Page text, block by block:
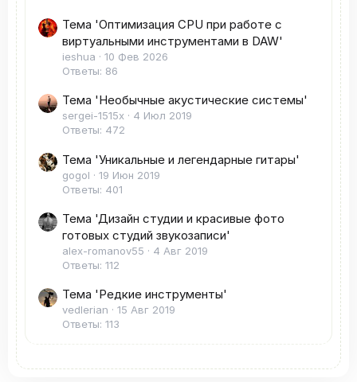
Тема 'Оптимизация CPU при работе с
виртуальными инструментами в DAW'
ieshua
10 Фев 2026
Ответы: 86
Тема 'Необычные акустические системы'
sergei-1515x
4 Июл 2019
Ответы: 472
Тема 'Уникальные и легендарные гитары'
gogol
19 Июн 2019
Ответы: 401
Тема 'Дизайн студии и красивые фото
готовых студий звукозаписи'
alex-romanov55
4 Авг 2019
Ответы: 112
Тема 'Редкие инструменты'
vedlerian
15 Авг 2019
Ответы: 113